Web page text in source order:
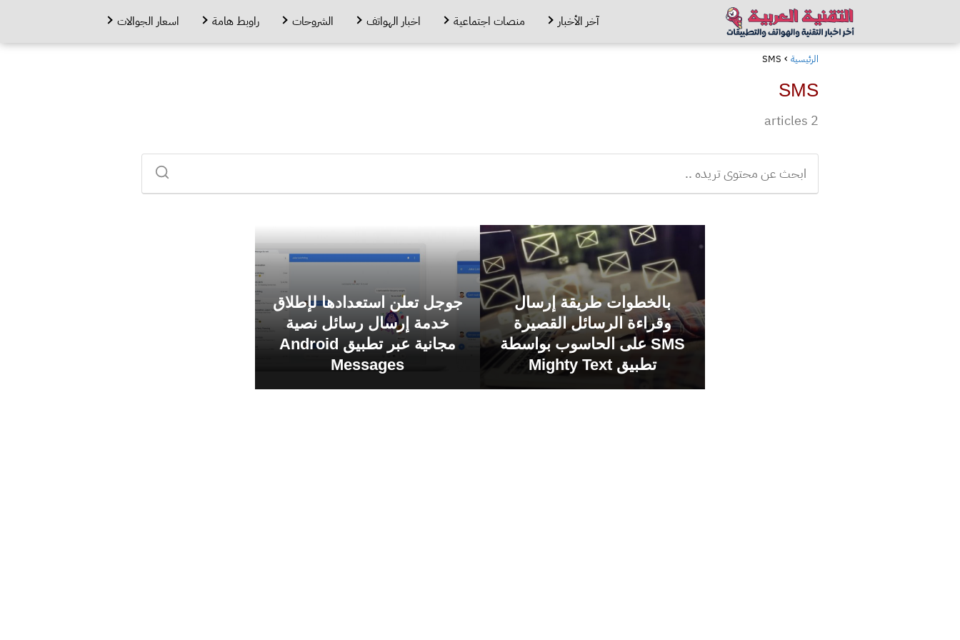
آخر الأخبار منصات اجتماعية اخبار الهواتف الشروحات راوبط هامة اسعار الجوالات
الرئيسية SMS
SMS
2 articles
بالخطوات طريقة إرسال
وقراءة الرسائل القصيرة
SMS على الحاسوب بواسطة
تطبيق Mighty Text
جوجل تعلن استعدادها لإطلاق
خدمة إرسال رسائل نصية
مجانية عبر تطبيق Android
Messages